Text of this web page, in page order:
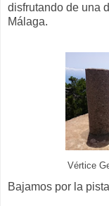
disfrutando de una
Málaga.
Vértice
Bajamos por la pista